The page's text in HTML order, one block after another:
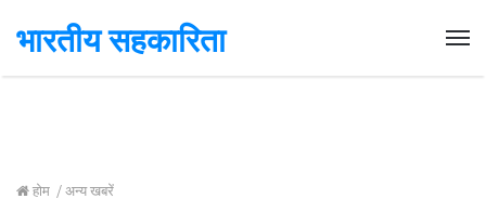
भारतीय सहकारिता
होम /अन्य खबरें